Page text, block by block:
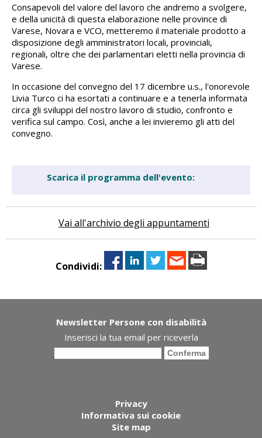
Consapevoli del valore del lavoro che andremo a svolgere,
e della unicità di questa elaborazione nelle province di
Varese, Novara e VCO, metteremo il materiale prodotto a
disposizione degli amministratori locali, provinciali,
regionali, oltre che dei parlamentari eletti nella provincia di
Varese.
In occasione del convegno del 17 dicembre u.s., l'onorevole
Livia Turco ci ha esortati a continuare e a tenerla informata
circa gli sviluppi del nostro lavoro di studio, confronto e
verifica sul campo. Così, anche a lei invieremo gli atti del
convegno.
Scarica il programma dell'evento:
Vai all'archivio degli appuntamenti
Condividi:
Newsletter Persone con disabilità
Inserisci la tua email per riceverla
Privacy
Informativa sui cookie
Site map